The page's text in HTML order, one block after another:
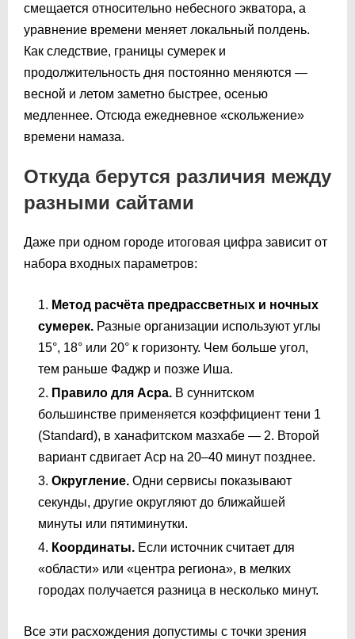
смещается относительно небесного экватора, а
уравнение времени меняет локальный полдень.
Как следствие, границы сумерек и
продолжительность дня постоянно меняются —
весной и летом заметно быстрее, осенью
медленнее. Отсюда ежедневное «скольжение»
времени намаза.
Откуда берутся различия между
разными сайтами
Даже при одном городе итоговая цифра зависит от
набора входных параметров:
Метод расчёта предрассветных и ночных
сумерек. Разные организации используют углы
15°, 18° или 20° к горизонту. Чем больше угол,
тем раньше Фаджр и позже Иша.
Правило для Асра. В суннитском
большинстве применяется коэффициент тени 1
(Standard), в ханафитском мазхабе — 2. Второй
вариант сдвигает Аср на 20–40 минут позднее.
Округление. Одни сервисы показывают
секунды, другие округляют до ближайшей
минуты или пятиминутки.
Координаты. Если источник считает для
«области» или «центра региона», в мелких
городах получается разница в несколько минут.
Все эти расхождения допустимы с точки зрения